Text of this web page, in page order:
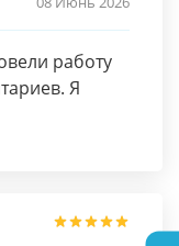
работу
Я